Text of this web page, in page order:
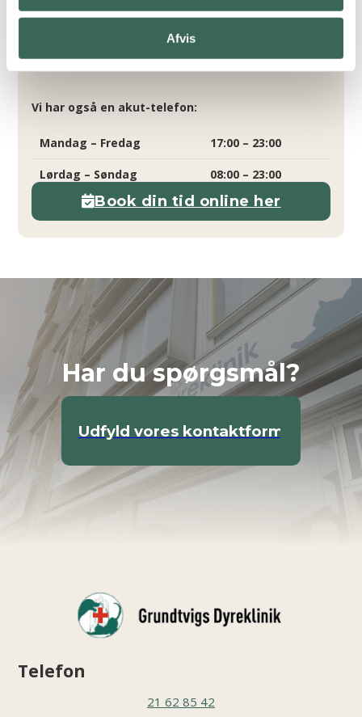
Afvis
Lørdag – søndag Lukket
Vi har også en akut-telefon:
Mandag – Fredag 17:00 – 23:00
Lørdag – Søndag 08:00 – 23:00
Book din tid online her
Har du spørgsmål?
Udfyld vores kontaktformular
Telefon
21 62 85 42